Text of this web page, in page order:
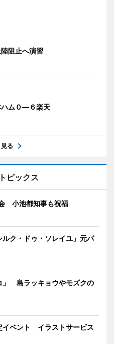
阻止へ演習
ハム０―６楽天
る
ピックス
小池都知事も祝福
ク・ドゥ・ソレイユ」元パ
」 島ラッキョウやモズクの
イベント イラストサービス